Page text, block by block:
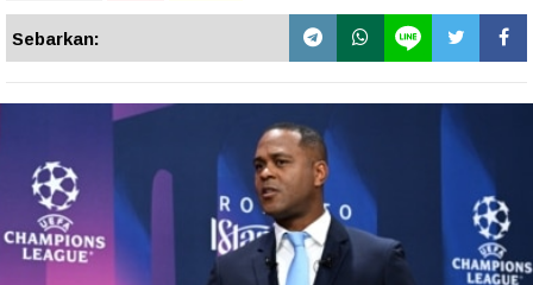
Sebarkan: